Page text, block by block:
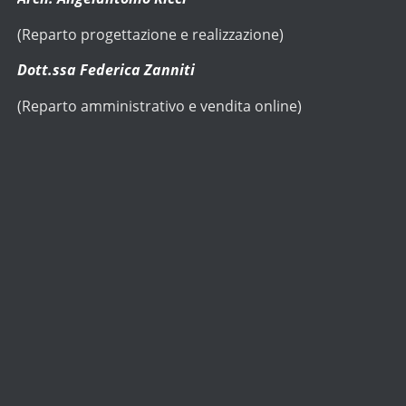
(Reparto progettazione e realizzazione)
Dott.ssa Federica Zanniti
(Reparto amministrativo e vendita online)